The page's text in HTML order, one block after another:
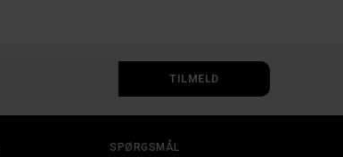
SPØRGSMÅL